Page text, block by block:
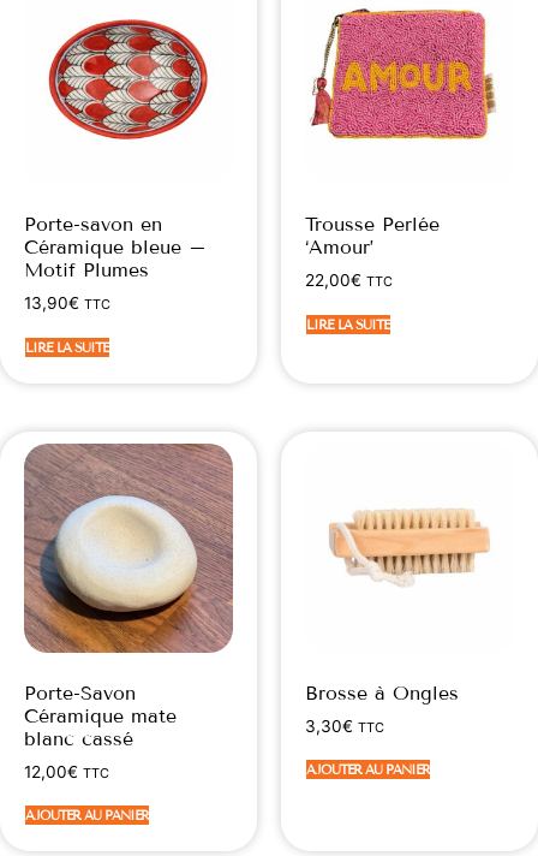
Porte-savon en
Céramique bleue –
Motif Plumes
13,90€ TTC
LIRE LA SUITE
Trousse Perlée
‘Amour’
22,00€ TTC
LIRE LA SUITE
Porte-Savon
Céramique mate
blanc cassé
12,00€ TTC
AJOUTER AU PANIER
Brosse à Ongles
3,30€ TTC
AJOUTER AU PANIER